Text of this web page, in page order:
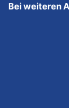
Bei weiteren